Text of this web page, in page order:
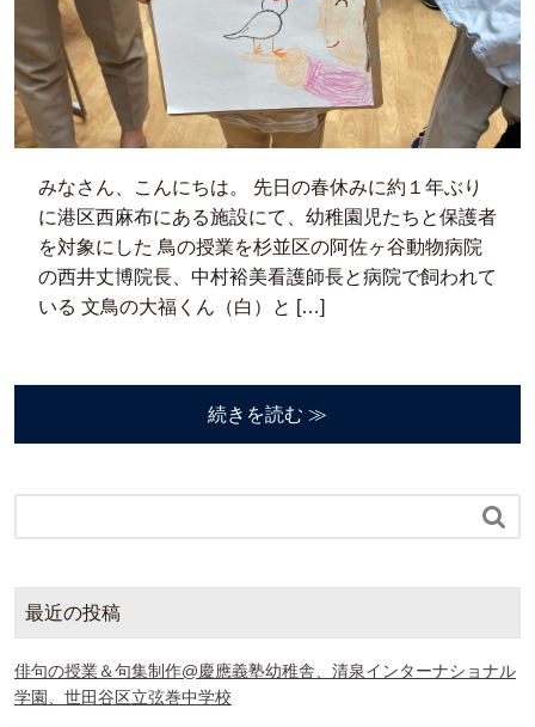
みなさん、こんにちは。 先日の春休みに約１年ぶり
に港区西麻布にある施設にて、幼稚園児たちと保護者
を対象にした 鳥の授業を杉並区の阿佐ヶ谷動物病院
の西井丈博院長、中村裕美看護師長と病院で飼われて
いる 文鳥の大福くん（白）と […]
続きを読む ≫

最近の投稿
俳句の授業＆句集制作@慶應義塾幼稚舎、清泉インターナショナル
学園、世田谷区立弦巻中学校